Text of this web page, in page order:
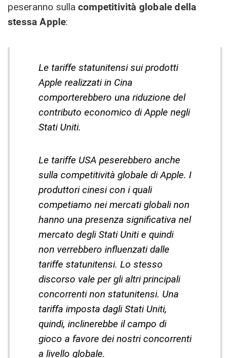
peseranno sulla competitività globale della
stessa Apple:
Le tariffe statunitensi sui prodotti
Apple realizzati in Cina
comporterebbero una riduzione del
contributo economico di Apple negli
Stati Uniti.
Le tariffe USA peserebbero anche
sulla competitività globale di Apple. I
produttori cinesi con i quali
competiamo nei mercati globali non
hanno una presenza significativa nel
mercato degli Stati Uniti e quindi
non verrebbero influenzati dalle
tariffe statunitensi. Lo stesso
discorso vale per gli altri principali
concorrenti non statunitensi. Una
tariffa imposta dagli Stati Uniti,
quindi, inclinerebbe il campo di
gioco a favore dei nostri concorrenti
a livello globale.